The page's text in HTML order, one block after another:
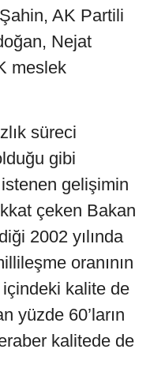
AK Partili
Nejat
meslek
süreci
gibi
gelişimin
çeken Bakan
2002 yılında
oranının
kalite de
yüzde 60’ların
kalitede de